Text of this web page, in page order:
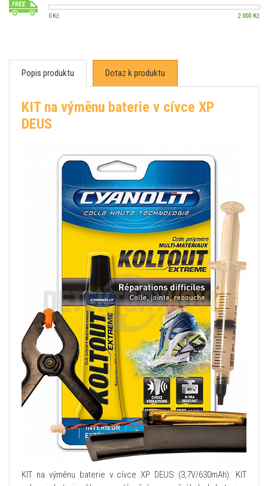
0 Kč 2 000 Kč
Popis produktu Dotaz k produktu
KIT na výměnu baterie v cívce XP
DEUS
KIT na výměnu baterie v cívce XP DEUS (3,7V/630mAh). KIT